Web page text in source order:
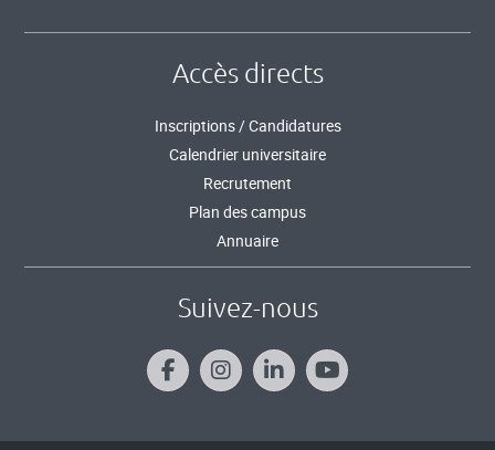
Accès directs
Inscriptions / Candidatures
Calendrier universitaire
Recrutement
Plan des campus
Annuaire
Suivez-nous